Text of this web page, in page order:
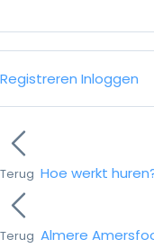
Registreren Inloggen
Terug Hoe werkt
Terug Almere